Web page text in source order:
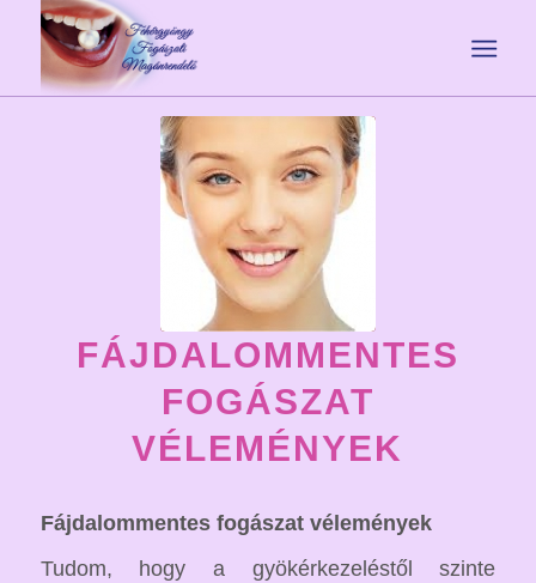
FÁJDALOMMENTES
FOGÁSZAT
VÉLEMÉNYEK
Fájdalommentes fogászat vélemények
Tudom, hogy a gyökérkezeléstől szinte